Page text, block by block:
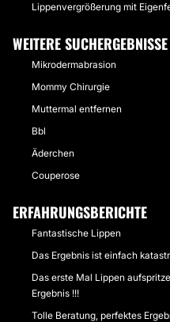
Lippenvergrößerung mit
WEITERE SUCHERGEBNISSE
Mikrodermabrasion
Mommy Chirurgie
Muttermal entfernen
Bbl
Äderchen
Couperose
ERFAHRUNGSBERICHTE
Fantastische Lippen
Das Ergebnis ist einfach
Das erste Mal Lippen
Ergebnis !!!
Tolle Beratung, perfektes